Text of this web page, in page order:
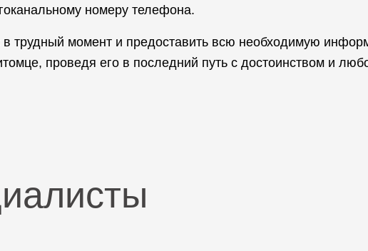
номеру телефона.
трудный момент и предоставить всю необходимую
проведя его в последний путь с достоинством и